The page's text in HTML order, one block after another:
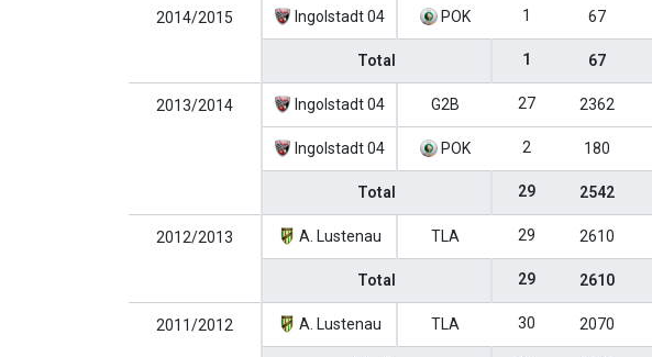
2014/2015 Ingolstadt 04 POK 1 67
Total 1 67
2013/2014 Ingolstadt 04 G2B 27 2362
Ingolstadt 04 POK 2 180
Total 29 2542
2012/2013 A. Lustenau TLA 29 2610
Total 29 2610
2011/2012 A. Lustenau TLA 30 2070